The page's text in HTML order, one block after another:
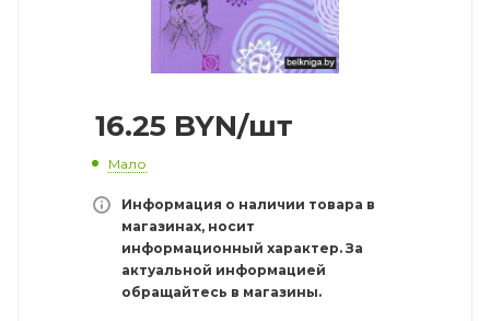
16.25 BYN/шт
Мало
Информация о наличии товара в
магазинах, носит
информационный характер. За
актуальной информацией
обращайтесь в магазины.